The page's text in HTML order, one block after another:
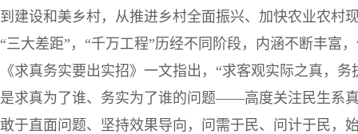
到建设和美乡村，从推进乡村全面振兴、加快农业农村
“三大差距”，“千万工程”历经不同阶段，内涵不断丰富
《求真务实要出实招》一文指出，“求客观实际之真，
是求真为了谁、务实为了谁的问题——高度关注民生系
敢于直面问题、坚持效果导向，问需于民、问计于民，